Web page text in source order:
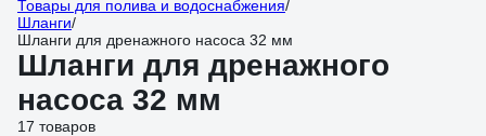
Товары для полива и водоснабжения/
Шланги/
Шланги для дренажного насоса 32 мм
Шланги для дренажного
насоса 32 мм
17 товаров